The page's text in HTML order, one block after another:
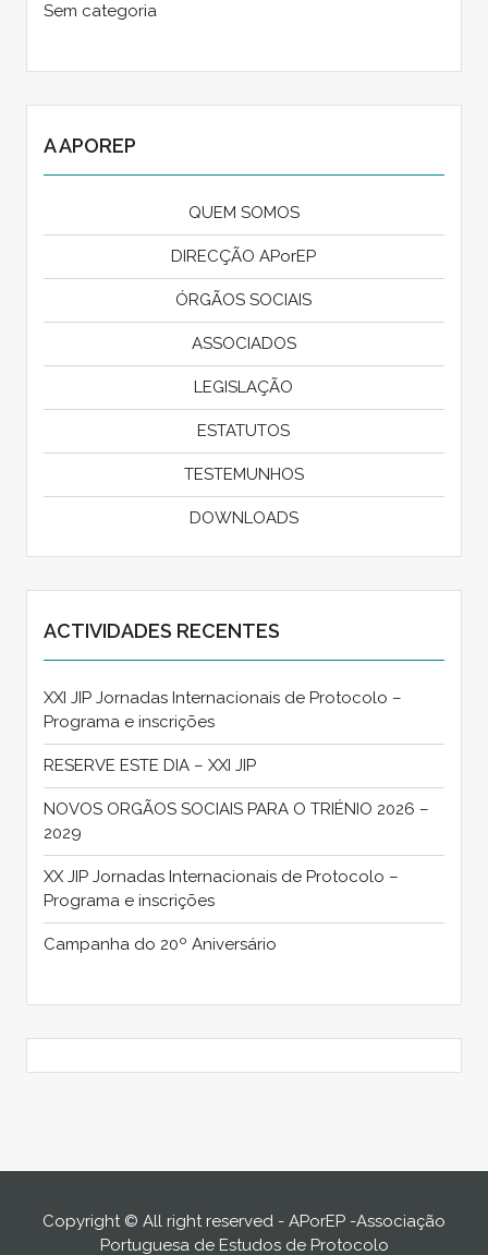
Sem categoria
A APOREP
QUEM SOMOS
DIRECÇÃO APorEP
ÓRGÃOS SOCIAIS
ASSOCIADOS
LEGISLAÇÃO
ESTATUTOS
TESTEMUNHOS
DOWNLOADS
ACTIVIDADES RECENTES
XXI JIP Jornadas Internacionais de Protocolo –
Programa e inscrições
RESERVE ESTE DIA – XXI JIP
NOVOS ORGÃOS SOCIAIS PARA O TRIÉNIO 2026 –
2029
XX JIP Jornadas Internacionais de Protocolo –
Programa e inscrições
Campanha do 20º Aniversário
Copyright © All right reserved - APorEP -Associação
Portuguesa de Estudos de Protocolo